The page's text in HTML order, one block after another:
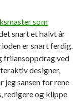
som
snart et halvt år
er snart ferdig.
frilansoppdrag ved
designer,
jeg sansen for rene
redigere og klippe